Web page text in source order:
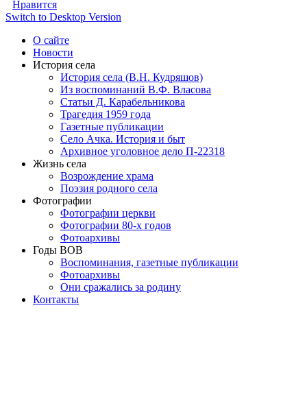
Нравится
Switch to Desktop Version
О сайте
Новости
История села
История села (В.Н. Кудряшов)
Из воспоминаний В.Ф. Власова
Статьи Д. Карабельникова
Трагедия 1959 года
Газетные публикации
Село Ачка. История и быт
Архивное уголовное дело П-22318
Жизнь села
Возрождение храма
Поэзия родного села
Фотографии
Фотографии церкви
Фотографии 80-х годов
Фотоархивы
Годы ВОВ
Воспоминания, газетные публикации
Фотоархивы
Они сражались за родину
Контакты